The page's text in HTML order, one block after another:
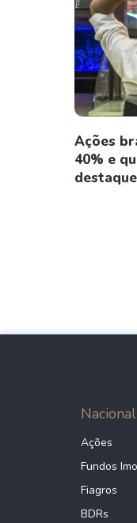
Ações
40% e
Nacional
Ações
Fundos
Fiagros
BDRs